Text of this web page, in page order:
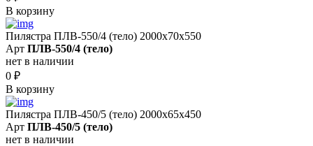
В корзину
Пилястра ПЛВ-550/4 (тело) 2000х70х550
Арт ПЛВ-550/4 (тело)
нет в наличии
0 ₽
В корзину
Пилястра ПЛВ-450/5 (тело) 2000х65х450
Арт ПЛВ-450/5 (тело)
нет в наличии